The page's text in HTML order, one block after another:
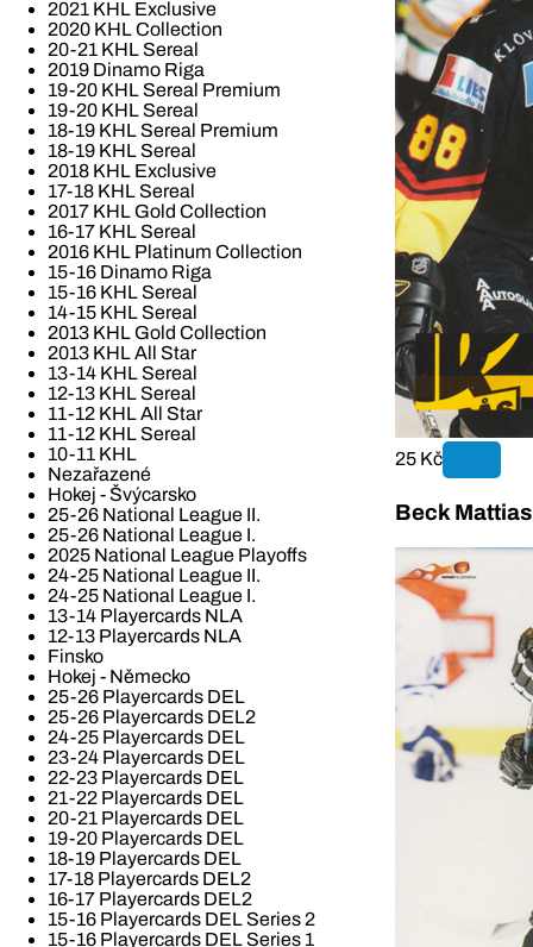
2021 KHL Exclusive
2020 KHL Collection
20-21 KHL Sereal
2019 Dinamo Riga
19-20 KHL Sereal Premium
19-20 KHL Sereal
18-19 KHL Sereal Premium
18-19 KHL Sereal
2018 KHL Exclusive
17-18 KHL Sereal
2017 KHL Gold Collection
16-17 KHL Sereal
2016 KHL Platinum Collection
15-16 Dinamo Riga
15-16 KHL Sereal
14-15 KHL Sereal
2013 KHL Gold Collection
2013 KHL All Star
13-14 KHL Sereal
12-13 KHL Sereal
11-12 KHL All Star
11-12 KHL Sereal
10-11 KHL
Nezařazené
Hokej - Švýcarsko
25-26 National League II.
25-26 National League I.
2025 National League Playoffs
24-25 National League II.
24-25 National League I.
13-14 Playercards NLA
12-13 Playercards NLA
Finsko
Hokej - Německo
25-26 Playercards DEL
25-26 Playercards DEL2
24-25 Playercards DEL
23-24 Playercards DEL
22-23 Playercards DEL
21-22 Playercards DEL
20-21 Playercards DEL
19-20 Playercards DEL
18-19 Playercards DEL
17-18 Playercards DEL2
16-17 Playercards DEL2
15-16 Playercards DEL Series 2
15-16 Playercards DEL Series 1
25 Kč
Beck